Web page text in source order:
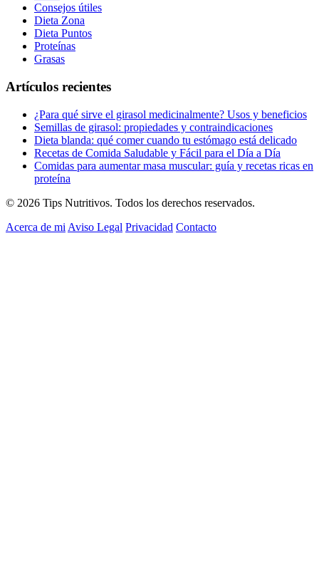
Consejos útiles
Dieta Zona
Dieta Puntos
Proteínas
Grasas
Artículos recientes
¿Para qué sirve el girasol medicinalmente? Usos y beneficios
Semillas de girasol: propiedades y contraindicaciones
Dieta blanda: qué comer cuando tu estómago está delicado
Recetas de Comida Saludable y Fácil para el Día a Día
Comidas para aumentar masa muscular: guía y recetas ricas en
proteína
© 2026 Tips Nutritivos. Todos los derechos reservados.
Acerca de mi Aviso Legal Privacidad Contacto